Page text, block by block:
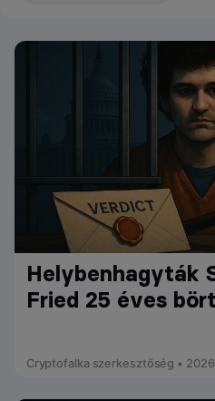
Helybenhagyták
Fried 25 éves
Cryptofalka szerkesztőség •